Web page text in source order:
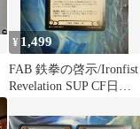
¥ 1,499
FAB 鉄拳の啓示/Ironfist
Revelation SUP CF日本